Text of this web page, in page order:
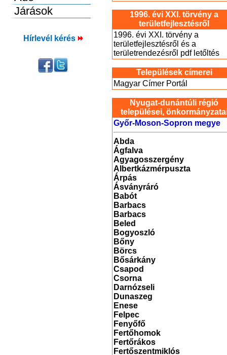
Hírlevél kérés
1996. évi XXI. törvény a
területfejlesztésről
1996. évi XXI. törvény a
területfejlesztésről és a
területrendezésről pdf letőltés
Települések címerei
Magyar Címer Portál
Nyugat-dunántúli régió
települései,
Győr-Moson-Sopron megye
Abda
Ágfalva
Agyagosszergény
Albertkázmérpuszta
Árpás
Ásványráró
Babót
Barbacs
Barbacs
Beled
Bogyoszló
Bőny
Börcs
Bősárkány
Csapod
Csorna
Darnózseli
Dunaszeg
Enese
Felpec
Fenyőfő
Fertőhomok
Fertőrákos
Fertőszentmiklós